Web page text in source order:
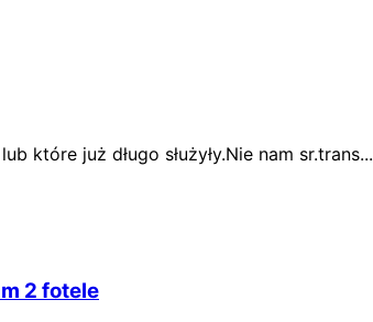
które już długo służyły.Nie nam sr.trans...
2 fotele